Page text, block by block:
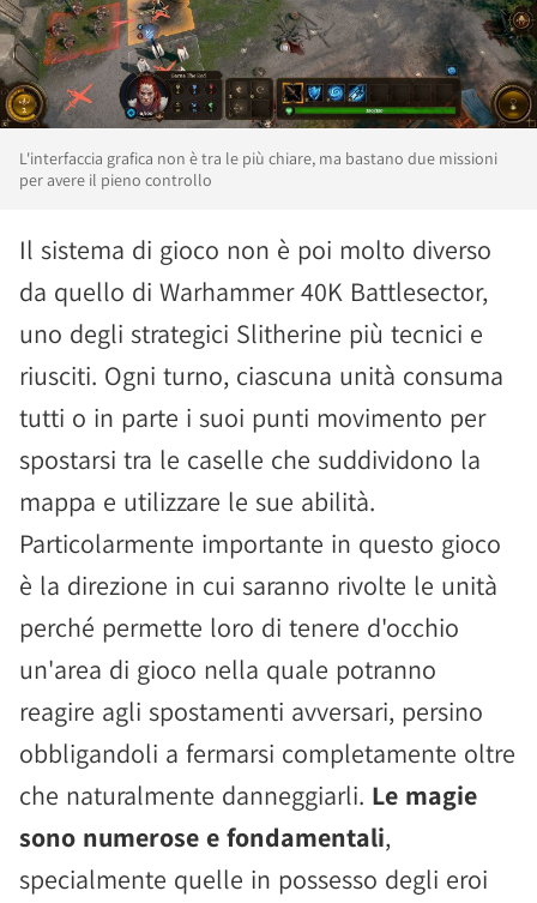
L'interfaccia grafica non è tra le più chiare, ma bastano due missioni
per avere il pieno controllo
Il sistema di gioco non è poi molto diverso
da quello di Warhammer 40K Battlesector,
uno degli strategici Slitherine più tecnici e
riusciti. Ogni turno, ciascuna unità consuma
tutti o in parte i suoi punti movimento per
spostarsi tra le caselle che suddividono la
mappa e utilizzare le sue abilità.
Particolarmente importante in questo gioco
è la direzione in cui saranno rivolte le unità
perché permette loro di tenere d'occhio
un'area di gioco nella quale potranno
reagire agli spostamenti avversari, persino
obbligandoli a fermarsi completamente oltre
che naturalmente danneggiarli. Le magie
sono numerose e fondamentali,
specialmente quelle in possesso degli eroi